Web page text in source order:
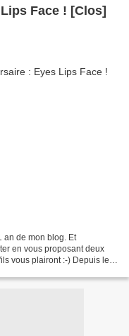
Face ! [Clos]
an de mon blog. Et
en vous proposant deux
vous plairont :-) Depuis le